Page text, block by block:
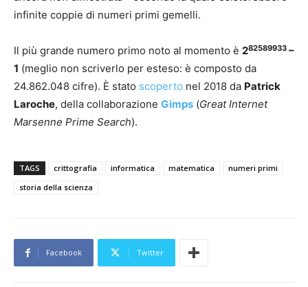
infinite coppie di numeri primi gemelli.
Il più grande numero primo noto al momento è 282589933 –
1 (meglio non scriverlo per esteso: è composto da
24.862.048 cifre). È stato scoperto nel 2018 da Patrick
Laroche, della collaborazione Gimps (Great Internet
Marsenne Prime Search).
TAGS crittografia informatica matematica
numeri primi
storia della scienza
Facebook Twitter